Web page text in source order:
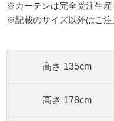
※カーテンは完全受注生産
※記載のサイズ以外はご注
高さ 135cm
高さ 178cm